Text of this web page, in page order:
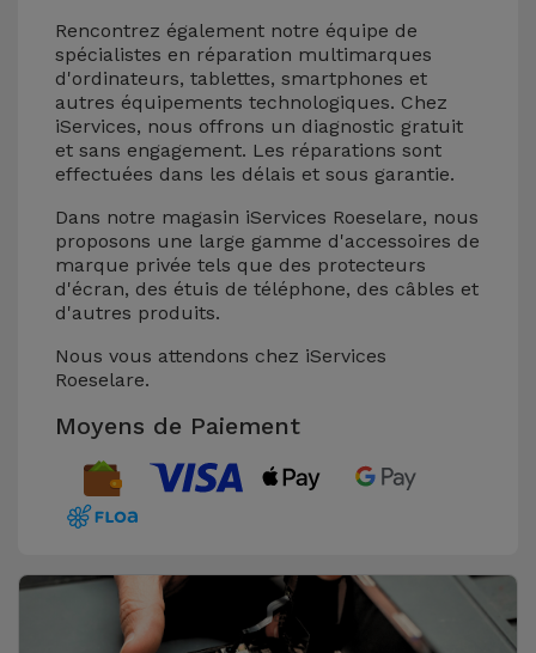
Rencontrez également notre équipe de
spécialistes en réparation multimarques
d'ordinateurs, tablettes, smartphones et
autres équipements technologiques. Chez
iServices, nous offrons un diagnostic gratuit
et sans engagement. Les réparations sont
effectuées dans les délais et sous garantie.
Dans notre magasin iServices Roeselare, nous
proposons une large gamme d'accessoires de
marque privée tels que des protecteurs
d'écran, des étuis de téléphone, des câbles et
d'autres produits.
Nous vous attendons chez iServices
Roeselare.
Moyens de Paiement